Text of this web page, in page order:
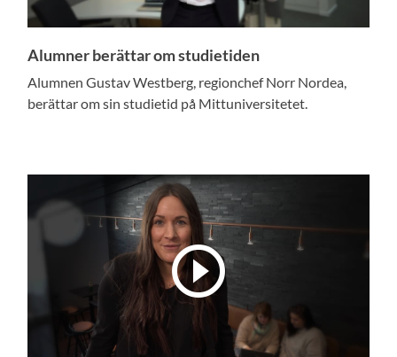
Alumner berättar om studietiden
Alumnen Gustav Westberg, regionchef Norr Nordea,
berättar om sin studietid på Mittuniversitetet.